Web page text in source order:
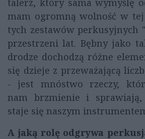
mam ogromną wolność w
tych zestawów perkusyjnych
przestrzeni lat. Bębny jako
drodze dochodzą różne
się dzieje z przeważającą
- jest mnóstwo rzeczy,
nam brzmienie i
staje się naszym
A jaką rolę odgrywa